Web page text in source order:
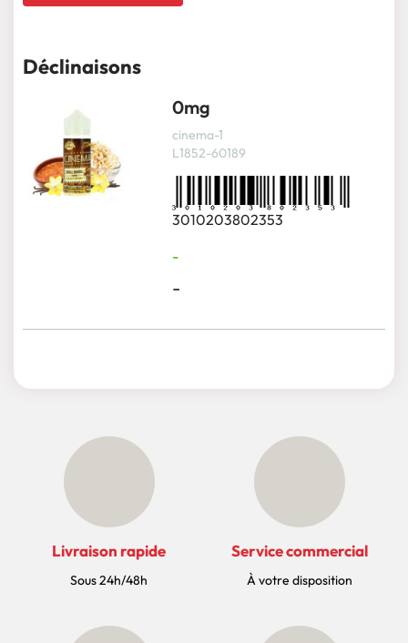
Déclinaisons
0mg
cinema-1
L1852-60189
3010203802353
-
-
Livraison rapide
Sous 24h/48h
Service commercial
À votre disposition